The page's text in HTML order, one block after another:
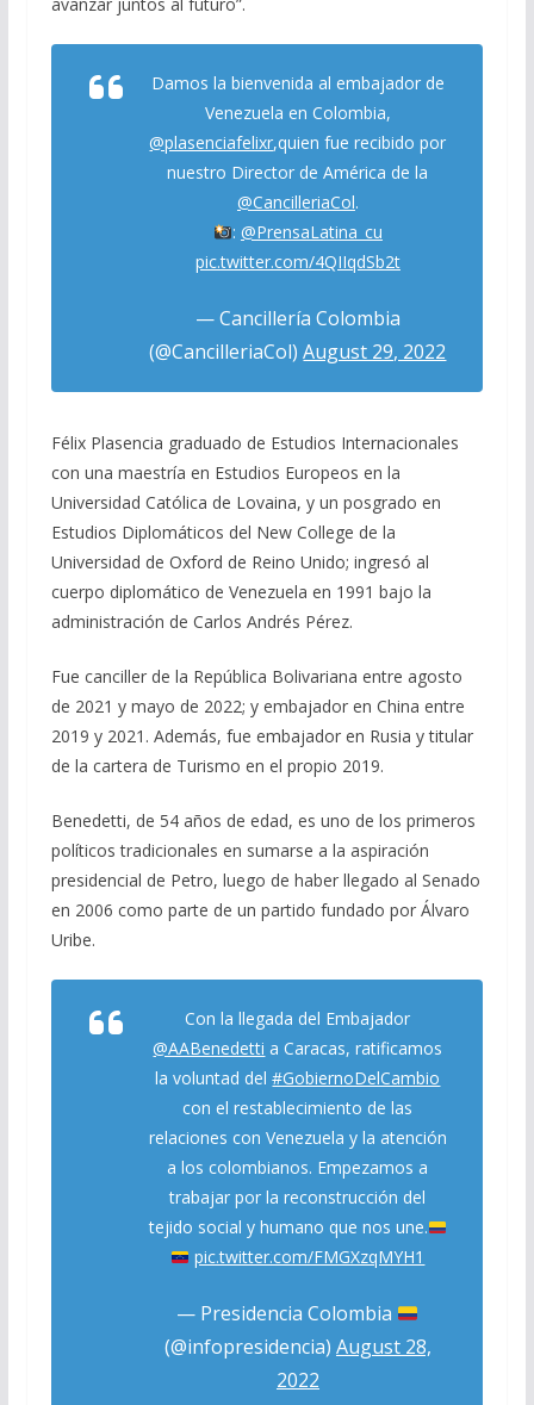
Damos la bienvenida al embajador de
Venezuela en Colombia,
@plasenciafelixr,quien fue recibido por
nuestro Director de América de la
@CancilleriaCol.
: @PrensaLatina_cu
pic.twitter.com/4QIIqdSb2t
— Cancillería Colombia
(@CancilleriaCol)August 29, 2022
Félix Plasencia graduado de Estudios Internacionales
con una maestría en Estudios Europeos en la
Universidad Católica de Lovaina, y un posgrado en
Estudios Diplomáticos del New College de la
Universidad de Oxford de Reino Unido; ingresó al
cuerpo diplomático de Venezuela en 1991 bajo la
administración de Carlos Andrés Pérez.
Fue canciller de la República Bolivariana entre agosto
de 2021 y mayo de 2022; y embajador en China entre
2019 y 2021. Además, fue embajador en Rusia y titular
de la cartera de Turismo en el propio 2019.
Benedetti, de 54 años de edad, es uno de los primeros
políticos tradicionales en sumarse a la aspiración
presidencial de Petro, luego de haber llegado al Senado
en 2006 como parte de un partido fundado por Álvaro
Uribe.
Con la llegada del Embajador
@AABenedetti a Caracas, ratificamos
la voluntad del#GobiernoDelCambio
con el restablecimiento de las
relaciones con Venezuela y la atención
a los colombianos. Empezamos a
trabajar por la reconstrucción del
tejido social y humano que nos une.
pic.twitter.com/FMGXzqMYH1
— Presidencia Colombia
(@infopresidencia) August 28,
2022